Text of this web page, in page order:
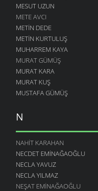
MESUT UZUN
METE AVCI
METIN DEDE
METIN KURTULUŞ
MUHARREM KAYA
MURAT GÜMÜŞ
MURAT KARA
MURAT KUŞ
MUSTAFA GÜMÜŞ
N
NAHIT KARAHAN
NECDET EMINAĞAOĞLU
NECLA YAVUZ
NECLA YILMAZ
NEŞAT EMINAĞAOĞLU